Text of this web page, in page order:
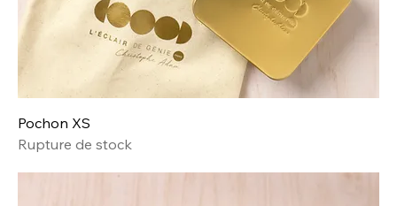
Pochon XS
Rupture de stock